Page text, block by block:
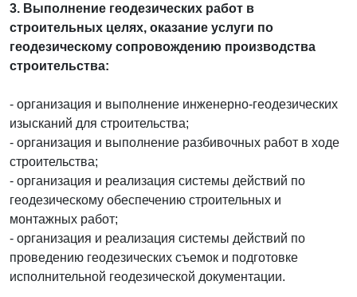
3. Выполнение геодезических работ в
строительных целях, оказание услуги по
геодезическому сопровождению производства
строительства:
- организация и выполнение инженерно-геодезических
изысканий для строительства;
- организация и выполнение разбивочных работ в ходе
строительства;
- организация и реализация системы действий по
геодезическому обеспечению строительных и
монтажных работ;
- организация и реализация системы действий по
проведению геодезических съемок и подготовке
исполнительной геодезической документации.